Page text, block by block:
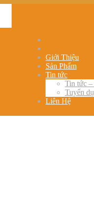
Giới Thiệu
Sản Phẩm
Tin tức
Tin tức
Tuyển
Liên Hệ